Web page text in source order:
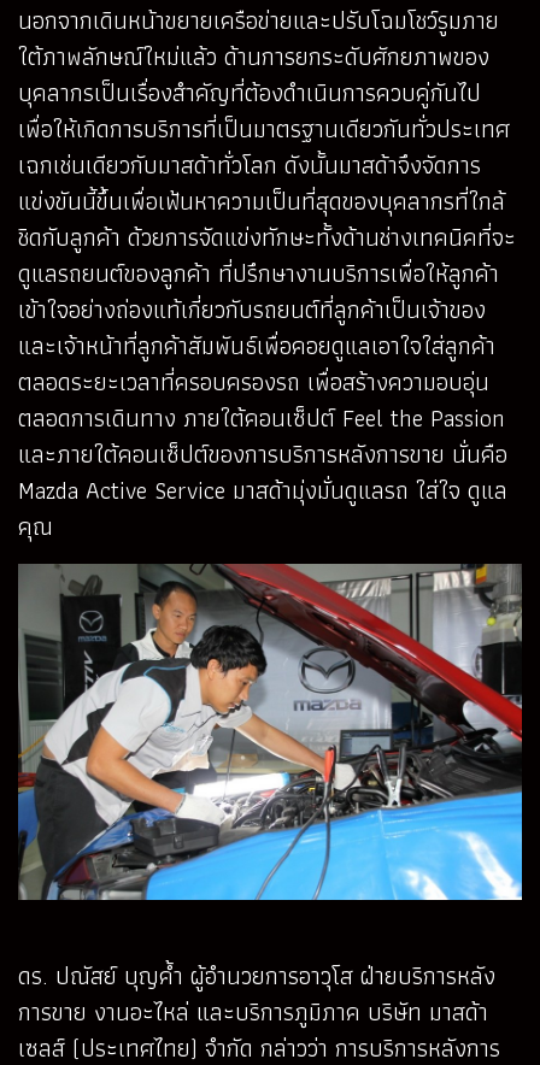
นอกจากเดินหน้าขยายเครือข่ายและปรับโฉมโชว์รูมภาย
ใต้ภาพลักษณ์ใหม่แล้ว ด้านการยกระดับศักยภาพของ
บุคลากรเป็นเรื่องสำคัญที่ต้องดำเนินการควบคู่กันไป
เพื่อให้เกิดการบริการที่เป็นมาตรฐานเดียวกันทั่วประเทศ
เฉกเช่นเดียวกับมาสด้าทั่วโลก ดังนั้นมาสด้าจึงจัดการ
แข่งขันนี้ขึ้นเพื่อเฟ้นหาความเป็นที่สุดของบุคลากรที่ใกล้
ชิดกับลูกค้า ด้วยการจัดแข่งทักษะทั้งด้านช่างเทคนิคที่จะ
ดูแลรถยนต์ของลูกค้า ที่ปรึกษางานบริการเพื่อให้ลูกค้า
เข้าใจอย่างถ่องแท้เกี่ยวกับรถยนต์ที่ลูกค้าเป็นเจ้าของ
และเจ้าหน้าที่ลูกค้าสัมพันธ์เพื่อคอยดูแลเอาใจใส่ลูกค้า
ตลอดระยะเวลาที่ครอบครองรถ เพื่อสร้างความอบอุ่น
ตลอดการเดินทาง ภายใต้คอนเซ็ปต์ Feel the Passion
และภายใต้คอนเซ็ปต์ของการบริการหลังการขาย นั่นคือ
Mazda Active Service มาสด้ามุ่งมั่นดูแลรถ ใส่ใจ ดูแล
คุณ
ดร. ปณัสย์ บุญค้ำ ผู้อำนวยการอาวุโส ฝ่ายบริการหลัง
การขาย งานอะไหล่ และบริการภูมิภาค บริษัท มาสด้า
เซลส์ (ประเทศไทย) จำกัด กล่าวว่า การบริการหลังการ